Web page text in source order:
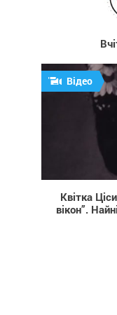
Відео
Квітка
вікон”.